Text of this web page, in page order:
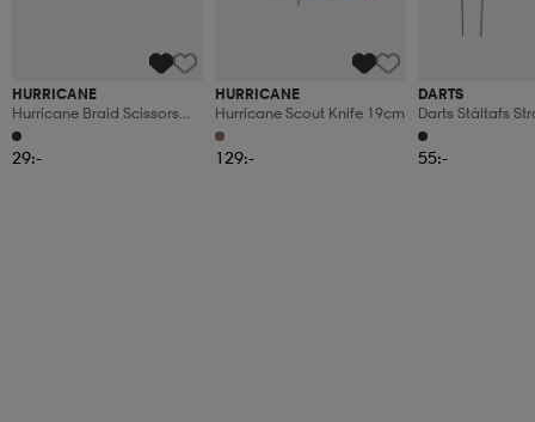
HURRICANE
Hurricane Braid Scissors
13cm
29:-
HURRICANE
Hurricane Scout Knife 19cm
129:-
DARTS
Darts Ståltafs
15cm
55:-